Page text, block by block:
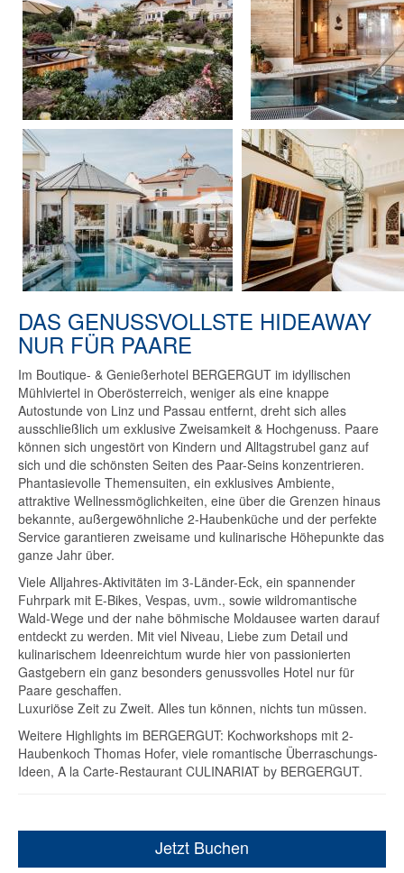
DAS GENUSSVOLLSTE HIDEAWAY
NUR FÜR PAARE
Im Boutique- & Genießerhotel BERGERGUT im idyllischen
Mühlviertel in Oberösterreich, weniger als eine knappe
Autostunde von Linz und Passau entfernt, dreht sich alles
ausschließlich um exklusive Zweisamkeit & Hochgenuss. Paare
können sich ungestört von Kindern und Alltagstrubel ganz auf
sich und die schönsten Seiten des Paar-Seins konzentrieren.
Phantasievolle Themensuiten, ein exklusives Ambiente,
attraktive Wellnessmöglichkeiten, eine über die Grenzen hinaus
bekannte, außergewöhnliche 2-Haubenküche und der perfekte
Service garantieren zweisame und kulinarische Höhepunkte das
ganze Jahr über.
Viele Alljahres-Aktivitäten im 3-Länder-Eck, ein spannender
Fuhrpark mit E-Bikes, Vespas, uvm., sowie wildromantische
Wald-Wege und der nahe böhmische Moldausee warten darauf
entdeckt zu werden. Mit viel Niveau, Liebe zum Detail und
kulinarischem Ideenreichtum wurde hier von passionierten
Gastgebern ein ganz besonders genussvolles Hotel nur für
Paare geschaffen.
Luxuriöse Zeit zu Zweit. Alles tun können, nichts tun müssen.
Weitere Highlights im BERGERGUT: Kochworkshops mit 2-
Haubenkoch Thomas Hofer, viele romantische Überraschungs-
Ideen, A la Carte-Restaurant CULINARIAT by BERGERGUT.
Jetzt Buchen